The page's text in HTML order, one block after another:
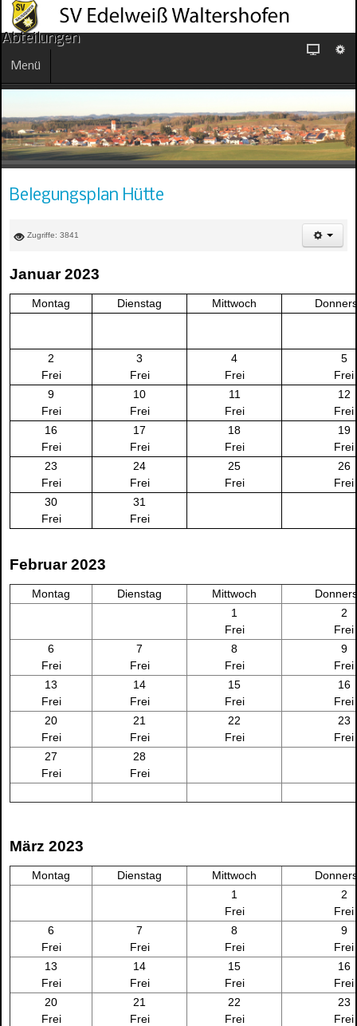
Abteilungen
Menü
Belegungsplan Hütte
Zugriffe: 3841
Januar 2023
Montag Dienstag Mittwoch
2
Frei
3
Frei
4
Frei
5
Frei
9
Frei
10
Frei
11
Frei
12
Frei
16
Frei
17
Frei
18
Frei
19
Frei
23
Frei
24
Frei
25
Frei
26
Frei
30
Frei
31
Frei
Februar 2023
Montag Dienstag Mittwoch
1
Frei
2
Frei
6
Frei
7
Frei
8
Frei
9
Frei
13
Frei
14
Frei
15
Frei
16
Frei
20
Frei
21
Frei
22
Frei
23
Frei
27
Frei
28
Frei
März 2023
Montag Dienstag Mittwoch
1
Frei
2
Frei
6
Frei
7
Frei
8
Frei
9
Frei
13
Frei
14
Frei
15
Frei
16
Frei
20
Frei
21
Frei
22
Frei
23
Frei